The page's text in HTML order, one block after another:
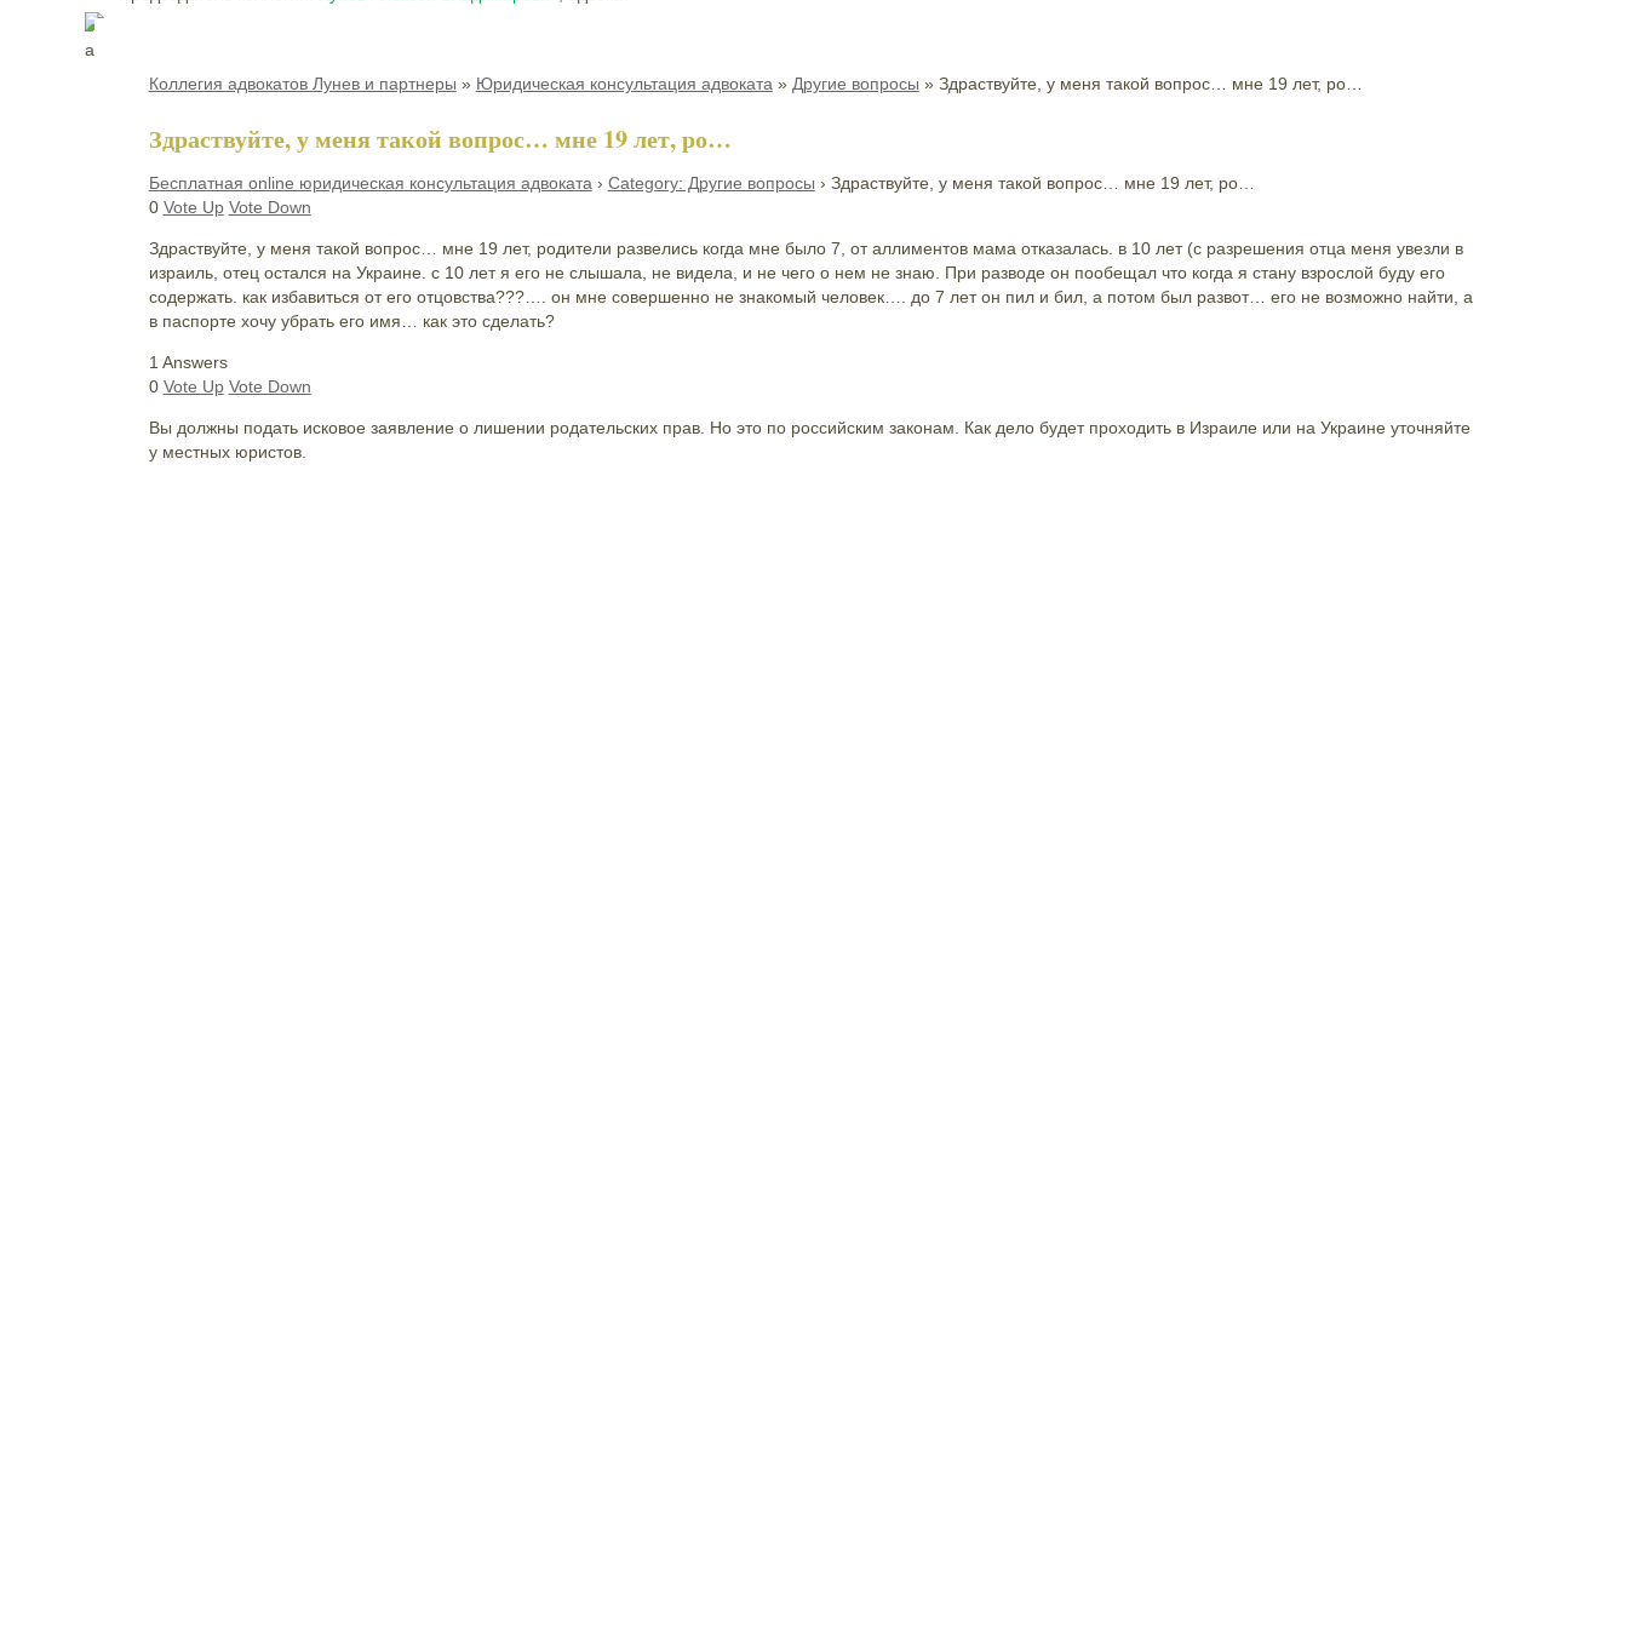
Коллегия адвокатов Лунев и партнеры » Юридическая консультация адвоката » Другие вопросы » Здраствуйте, у меня такой вопрос… мне 19 лет, ро…
Здраствуйте, у меня такой вопрос… мне 19 лет, ро…
Бесплатная online юридическая консультация адвоката › Category: Другие вопросы › Здраствуйте, у меня такой вопрос… мне 19 лет, ро…
0 Vote Up Vote Down
Здраствуйте, у меня такой вопрос… мне 19 лет, родители развелись когда мне было 7, от аллиментов мама отказалась. в 10 лет (с разрешения отца меня увезли в
израиль, отец остался на Украине. с 10 лет я его не слышала, не видела, и не чего о нем не знаю. При разводе он пообещал что когда я стану взрослой буду его
содержать. как избавиться от его отцовства???…. он мне совершенно не знакомый человек…. до 7 лет он пил и бил, а потом был развот… его не возможно найти, а
в паспорте хочу убрать его имя… как это сделать?
1 Answers
0 Vote Up Vote Down
Вы должны подать исковое заявление о лишении родательских прав. Но это по российским законам. Как дело будет проходить в Израиле или на Украине уточняйте
у местных юристов.